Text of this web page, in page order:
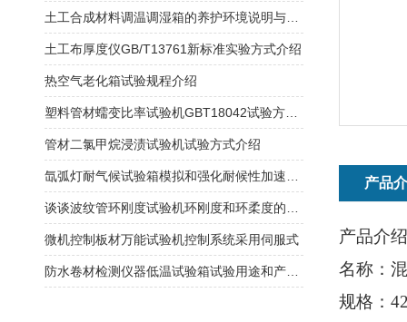
产品
产品介
名称：
规格：
土工布厚度仪GB/T13761新标准实验方式介绍
热空气老化箱试验规程介绍
管材二氯甲烷浸渍试验机试验方式介绍
微机控制板材万能试验机控制系统采用伺服式